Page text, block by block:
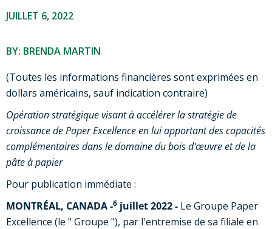
JUILLET 6, 2022
BY: BRENDA MARTIN
(Toutes les informations financières sont exprimées en
dollars américains, sauf indication contraire)
Opération stratégique visant à accélérer la stratégie de
croissance de Paper Excellence en lui apportant des capacités
complémentaires dans le domaine du bois d'œuvre et de la
pâte à papier
Pour publication immédiate :
MONTRÉAL, CANADA -6 juillet 2022 - Le Groupe Paper
Excellence (le " Groupe "), par l'entremise de sa filiale en